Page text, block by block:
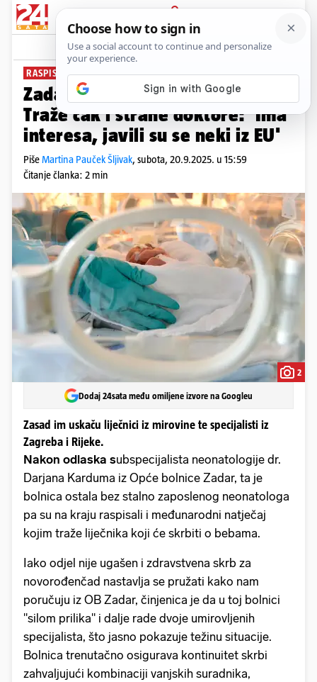
PRIJAVA
News Komentari
RASPISALI MEĐUNARODNI NATJEČAJ
Zadar nema svog neonatologa.
Traže čak i strane doktore: 'Ima
interesa, javili su se neki iz EU'
PišeMartina Pauček Šljivak, subota, 20.9.2025. u 15:59
Čitanje članka: 2 min
2
Dodaj 24sata među omiljene izvore na Googleu
Zasad im uskaču liječnici iz mirovine te specijalisti iz
Zagreba i Rijeke.
Nakon odlaska subspecijalista neonatologije dr.
Darjana Karduma iz Opće bolnice Zadar, ta je
bolnica ostala bez stalno zaposlenog neonatologa
pa su na kraju raspisali i međunarodni natječaj
kojim traže liječnika koji će skrbiti o bebama.
Iako odjel nije ugašen i zdravstvena skrb za
novorođenčad nastavlja se pružati kako nam
poručuju iz OB Zadar, činjenica je da u toj bolnici
"silom prilika" i dalje rade dvoje umirovljenih
specijalista, što jasno pokazuje težinu situacije.
Bolnica trenutačno osigurava kontinuitet skrbi
zahvaljujući kombinaciji vanjskih suradnika,